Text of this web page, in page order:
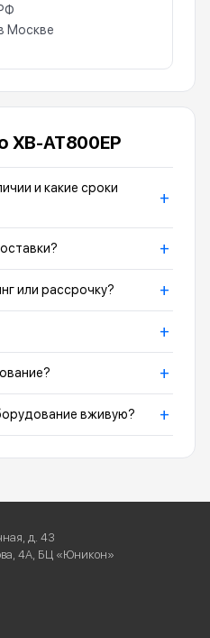
Москве
XB-AT800EP
и какие сроки
+
+
или рассрочку? +
+
+
вживую? +
д. 43
4А, БЦ «Юникон»